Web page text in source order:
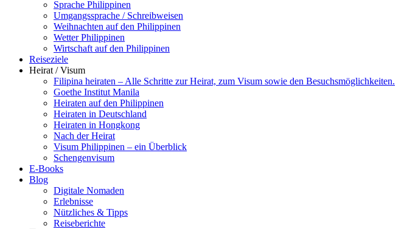
Sprache Philippinen
Umgangssprache / Schreibweisen
Weihnachten auf den Philippinen
Wetter Philippinen
Wirtschaft auf den Philippinen
Reiseziele
Heirat / Visum
Filipina heiraten – Alle Schritte zur Heirat, zum Visum sowie den Besuchsmöglichkeiten.
Goethe Institut Manila
Heiraten auf den Philippinen
Heiraten in Deutschland
Heiraten in Hongkong
Nach der Heirat
Visum Philippinen – ein Überblick
Schengenvisum
E-Books
Blog
Digitale Nomaden
Erlebnisse
Nützliches & Tipps
Reiseberichte